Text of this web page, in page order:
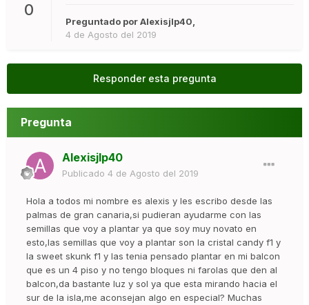
0
Preguntado porAlexisjlp40,
4 de Agosto del 2019
Responder esta pregunta
Pregunta
Alexisjlp40
Publicado 4 de Agosto del 2019
Hola a todos mi nombre es alexis y les escribo desde las
palmas de gran canaria,si pudieran ayudarme con las
semillas que voy a plantar ya que soy muy novato en
esto,las semillas que voy a plantar son la cristal candy f1 y
la sweet skunk f1 y las tenia pensado plantar en mi balcon
que es un 4 piso y no tengo bloques ni farolas que den al
balcon,da bastante luz y sol ya que esta mirando hacia el
sur de la isla,me aconsejan algo en especial? Muchas